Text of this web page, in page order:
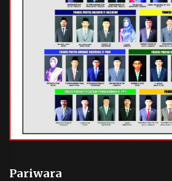
Pariwara